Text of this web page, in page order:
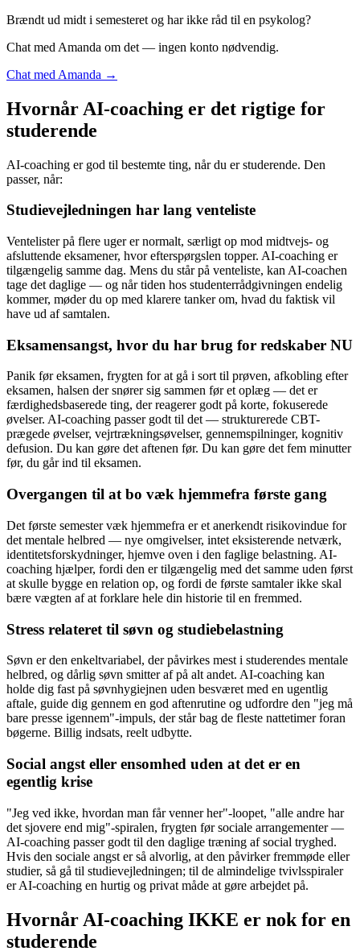
Brændt ud midt i semesteret og har ikke råd til en psykolog?
Chat med Amanda om det — ingen konto nødvendig.
Chat med Amanda →
Hvornår AI-coaching er det rigtige for
studerende
AI-coaching er god til bestemte ting, når du er studerende. Den
passer, når:
Studievejledningen har lang venteliste
Ventelister på flere uger er normalt, særligt op mod midtvejs- og
afsluttende eksamener, hvor efterspørgslen topper. AI-coaching er
tilgængelig samme dag. Mens du står på venteliste, kan AI-coachen
tage det daglige — og når tiden hos studenterrådgivningen endelig
kommer, møder du op med klarere tanker om, hvad du faktisk vil
have ud af samtalen.
Eksamensangst, hvor du har brug for redskaber NU
Panik før eksamen, frygten for at gå i sort til prøven, afkobling efter
eksamen, halsen der snører sig sammen før et oplæg — det er
færdighedsbaserede ting, der reagerer godt på korte, fokuserede
øvelser. AI-coaching passer godt til det — strukturerede CBT-
prægede øvelser, vejrtrækningsøvelser, gennemspilninger, kognitiv
defusion. Du kan gøre det aftenen før. Du kan gøre det fem minutter
før, du går ind til eksamen.
Overgangen til at bo væk hjemmefra første gang
Det første semester væk hjemmefra er et anerkendt risikovindue for
det mentale helbred — nye omgivelser, intet eksisterende netværk,
identitetsforskydninger, hjemve oven i den faglige belastning. AI-
coaching hjælper, fordi den er tilgængelig med det samme uden først
at skulle bygge en relation op, og fordi de første samtaler ikke skal
bære vægten af at forklare hele din historie til en fremmed.
Stress relateret til søvn og studiebelastning
Søvn er den enkeltvariabel, der påvirkes mest i studerendes mentale
helbred, og dårlig søvn smitter af på alt andet. AI-coaching kan
holde dig fast på søvnhygiejnen uden besværet med en ugentlig
aftale, guide dig gennem en god aftenrutine og udfordre den "jeg må
bare presse igennem"-impuls, der står bag de fleste nattetimer foran
bøgerne. Billig indsats, reelt udbytte.
Social angst eller ensomhed uden at det er en
egentlig krise
"Jeg ved ikke, hvordan man får venner her"-loopet, "alle andre har
det sjovere end mig"-spiralen, frygten før sociale arrangementer —
AI-coaching passer godt til den daglige træning af social tryghed.
Hvis den sociale angst er så alvorlig, at den påvirker fremmøde eller
studier, så gå til studievejledningen; til de almindelige tvivlsspiraler
er AI-coaching en hurtig og privat måde at gøre arbejdet på.
Hvornår AI-coaching IKKE er nok for en
studerende